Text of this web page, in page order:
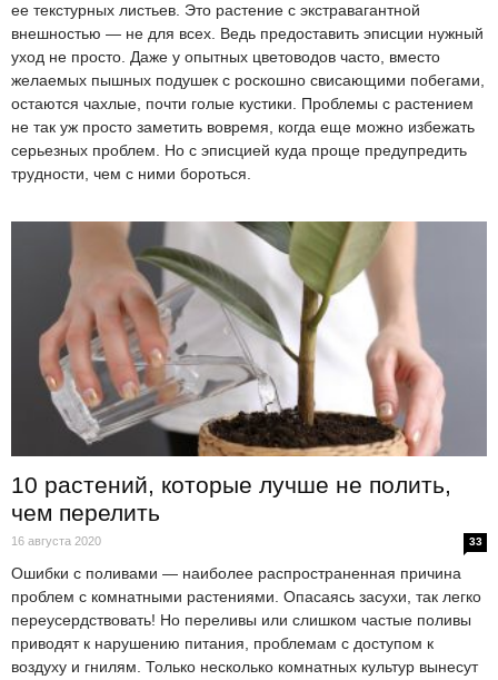
ее текстурных листьев. Это растение с экстравагантной
внешностью — не для всех. Ведь предоставить эписции нужный
уход не просто. Даже у опытных цветоводов часто, вместо
желаемых пышных подушек с роскошно свисающими побегами,
остаются чахлые, почти голые кустики. Проблемы с растением
не так уж просто заметить вовремя, когда еще можно избежать
серьезных проблем. Но с эписцией куда проще предупредить
трудности, чем с ними бороться.
10 растений, которые лучше не полить,
чем перелить
16 августа 2020 33
Ошибки с поливами — наиболее распространенная причина
проблем с комнатными растениями. Опасаясь засухи, так легко
переусердствовать! Но переливы или слишком частые поливы
приводят к нарушению питания, проблемам с доступом к
воздуху и гнилям. Только несколько комнатных культур вынесут